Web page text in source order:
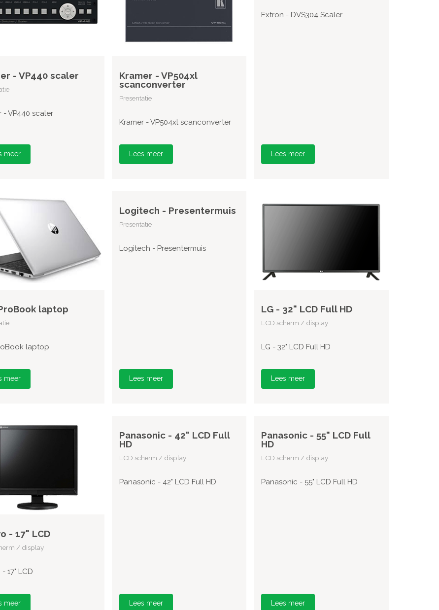
- VP440 scaler
- VP440 scaler
meer
Kramer - VP504xl
scanconverter
Presentatie
Kramer - VP504xl scanconverter
Lees meer
Extron - DVS304 Scaler
Lees meer
laptop
laptop
meer
Logitech - Presentermuis
Presentatie
Logitech - Presentermuis
Lees meer
LG - 32" LCD Full HD
LCD scherm / display
LG - 32" LCD Full HD
Lees meer
- 17" LCD
/ display
17" LCD
meer
Panasonic - 42" LCD Full
HD
LCD scherm / display
Panasonic - 42" LCD Full HD
Lees meer
Panasonic - 55" LCD Full
HD
LCD scherm / display
Panasonic - 55" LCD Full HD
Lees meer